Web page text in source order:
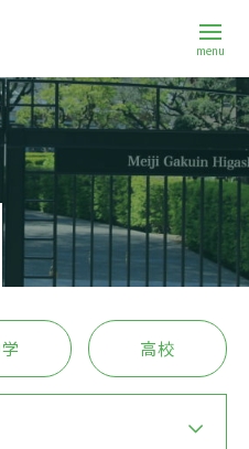
menu
高校